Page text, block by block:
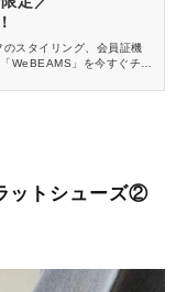
スタイリング、会員証機
WeBEAMS」を今すぐチェ
ットシューズ②